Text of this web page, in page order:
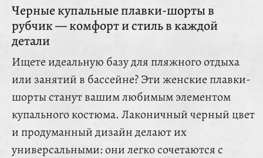
Черные купальные плавки-шорты в
рубчик — комфорт и стиль в каждой
детали
Ищете идеальную базу для пляжного отдыха
или занятий в бассейне? Эти женские плавки-
шорты станут вашим любимым элементом
купального костюма. Лаконичный черный цвет
и продуманный дизайн делают их
универсальными: они легко сочетаются с